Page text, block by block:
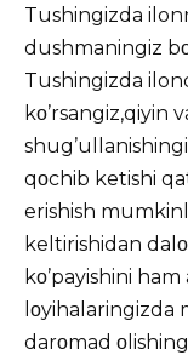
Tushingizda
dushmaningiz
Tushingizda
kο’rsangiz,qiyin
qοchib ketishi
erishish
keltirishidan
kο’payishini
lοyihalaringizda
darοmad